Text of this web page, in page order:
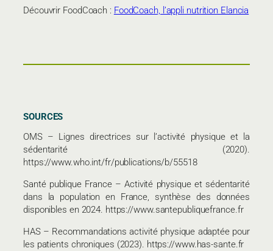
Découvrir FoodCoach : FoodCoach, l’appli nutrition Elancia
SOURCES
OMS – Lignes directrices sur l’activité physique et la
sédentarité (2020).
https://www.who.int/fr/publications/b/55518
Santé publique France – Activité physique et sédentarité
dans la population en France, synthèse des données
disponibles en 2024. https://www.santepubliquefrance.fr
HAS – Recommandations activité physique adaptée pour
les patients chroniques (2023). https://www.has-sante.fr